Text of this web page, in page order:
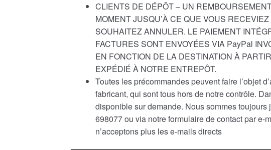
CLIENTS DE DÉPÔT – UN
MOMENT JUSQU’À CE QUE VOUS
SOUHAITEZ ANNULER. LE PAIEMENT
FACTURES SONT ENVOYÉES VIA PayPal
EN FONCTION DE LA DESTINATION À
EXPÉDIÉ À NOTRE ENTREPÔT.
Toutes les précommandes peuvent faire l’objet
fabricant, qui sont tous hors de notre contrôle.
disponible sur demande. Nous sommes
698077 ou via notre formulaire de contact par e-
n’acceptons plus les e-mails directs